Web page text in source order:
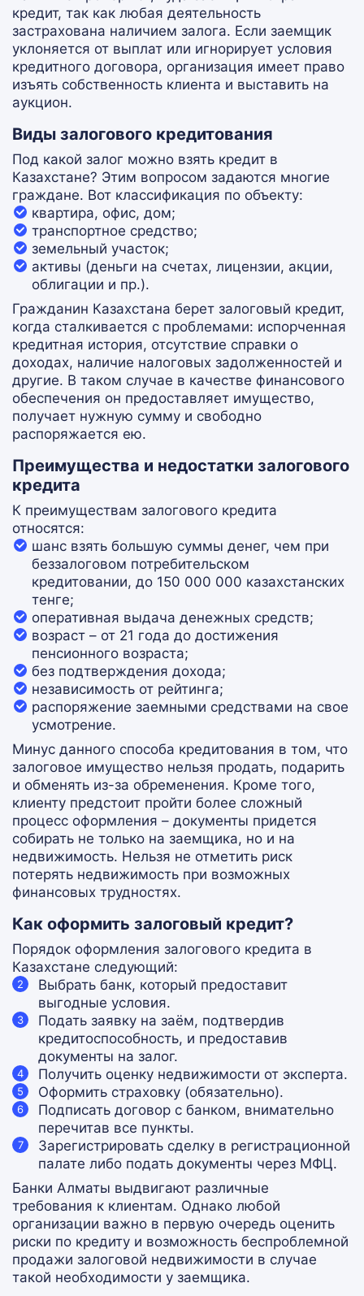
кредит, так как любая деятельность
застрахована наличием залога. Если заемщик
уклоняется от выплат или игнорирует условия
кредитного договора, организация имеет право
изъять собственность клиента и выставить на
аукцион.
Виды залогового кредитования
Под какой залог можно взять кредит в
Казахстане? Этим вопросом задаются многие
граждане. Вот классификация по объекту:
квартира, офис, дом;
транспортное средство;
земельный участок;
активы (деньги на счетах, лицензии, акции,
облигации и пр.).
Гражданин Казахстана берет залоговый кредит,
когда сталкивается с проблемами: испорченная
кредитная история, отсутствие справки о
доходах, наличие налоговых задолженностей и
другие. В таком случае в качестве финансового
обеспечения он предоставляет имущество,
получает нужную сумму и свободно
распоряжается ею.
Преимущества и недостатки залогового
кредита
К преимуществам залогового кредита
относятся:
шанс взять большую суммы денег, чем при
беззалоговом потребительском
кредитовании, до 150 000 000 казахстанских
тенге;
оперативная выдача денежных средств;
возраст – от 21 года до достижения
пенсионного возраста;
без подтверждения дохода;
независимость от рейтинга;
распоряжение заемными средствами на свое
усмотрение.
Минус данного способа кредитования в том, что
залоговое имущество нельзя продать, подарить
и обменять из-за обременения. Кроме того,
клиенту предстоит пройти более сложный
процесс оформления – документы придется
собирать не только на заемщика, но и на
недвижимость. Нельзя не отметить риск
потерять недвижимость при возможных
финансовых трудностях.
Как оформить залоговый кредит?
Порядок оформления залогового кредита в
Казахстане следующий:
Выбрать банк, который предоставит
выгодные условия.
Подать заявку на заём, подтвердив
кредитоспособность, и предоставив
документы на залог.
Получить оценку недвижимости от эксперта.
Оформить страховку (обязательно).
Подписать договор с банком, внимательно
перечитав все пункты.
Зарегистрировать сделку в регистрационной
палате либо подать документы через МФЦ.
Банки Алматы выдвигают различные
требования к клиентам. Однако любой
организации важно в первую очередь оценить
риски по кредиту и возможность беспроблемной
продажи залоговой недвижимости в случае
такой необходимости у заемщика.